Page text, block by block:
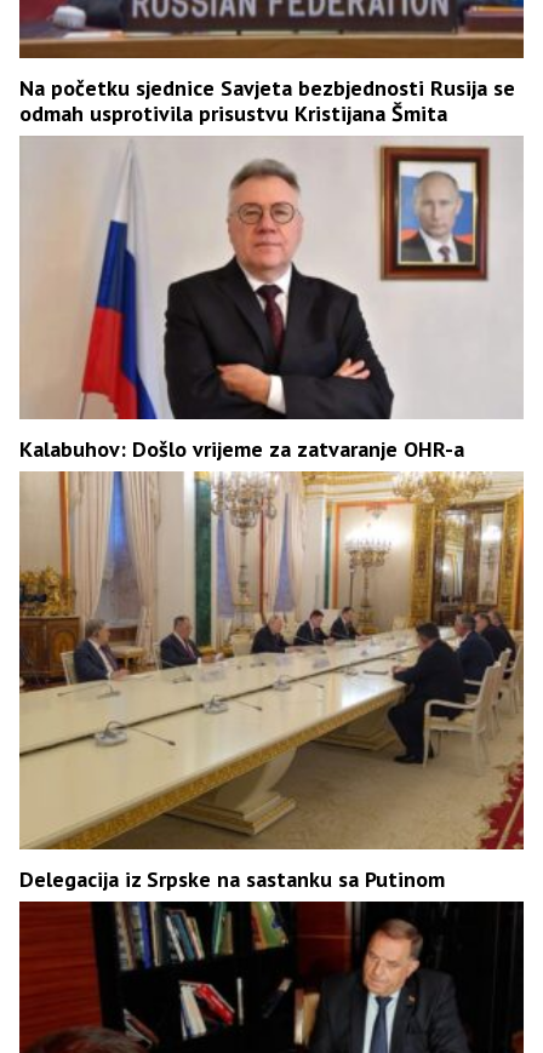
Na početku sjednice Savjeta bezbjednosti Rusija se
odmah usprotivila prisustvu Kristijana Šmita
Kalabuhov: Došlo vrijeme za zatvaranje OHR-a
Delegacija iz Srpske na sastanku sa Putinom